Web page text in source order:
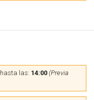
hasta las: 14:00 (Previa